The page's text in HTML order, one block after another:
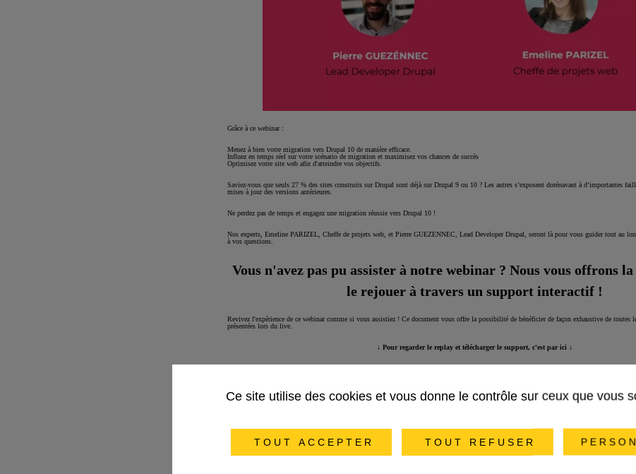
Grâce à ce webinar :
Menez à bien votre migration vers Drupal 10 de manière efficace.
Influez en temps réel sur votre scénario de migration et maximisez vos chances de succès
Optimisez votre site web afin d'atteindre vos objectifs.
Saviez-vous que seuls 27 % des sites construits sur Drupal sont déjà sur Drupal 9 ou 10 ? Les autres s’exposent dorénavant à d’importantes
mises à jour des versions antérieures.
Ne perdez pas de temps et engagez une migration réussie vers Drupal 10 !
Nos experts, Emeline PARIZEL, Cheffe de projets web, et Pierre GUEZENNEC, Lead Developer Drupal, seront là pour vous guider tout au
à vos questions.
Vous n'avez pas pu assister à notre webinar ? Nous vous offrons
le rejouer à travers un support interactif !
Revivez l'expérience de ce webinar comme si vous assistiez ! Ce document vous offre la possibilité de bénéficier de façon exhaustive de toutes
présentées lors du live.
↓ Pour regarder le replay et télécharger le support, c'est par ici ↓
Ce site utilise des cookies et vous donne le contrôle sur ceux que vous
TOUT ACCEPTER TOUT REFUSER